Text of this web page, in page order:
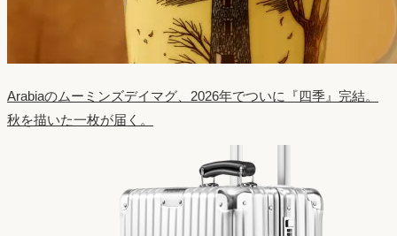
Arabiaのムーミンズデイマグ、2026年でついに『四季』完結。
秋を描いた一枚が届く。